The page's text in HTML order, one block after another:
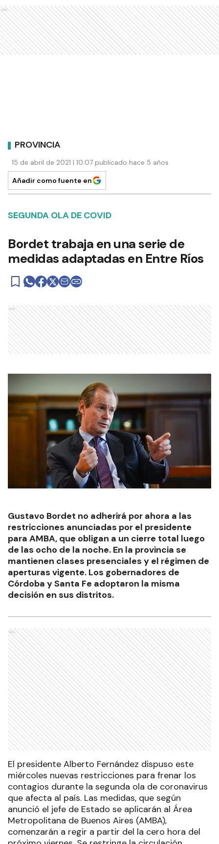
Ads
PROVINCIA
15 de abril de 2021 | 10:07 publicado hace 5 años
Añadir como fuente en
SEGUNDA OLA DE COVID
Bordet trabaja en una serie de
medidas adaptadas en Entre Ríos
Ads
Gustavo Bordet no adherirá por ahora a las
restricciones anunciadas por el presidente
para AMBA, que obligan a un cierre total luego
de las ocho de la noche. En la provincia se
mantienen clases presenciales y el régimen de
aperturas vigente. Los gobernadores de
Córdoba y Santa Fe adoptaron la misma
decisión en sus distritos.
Ads
El presidente Alberto Fernández dispuso este
miércoles nuevas restricciones para frenar los
contagios durante la segunda ola de coronavirus
que afecta al país. Las medidas, que según
anunció el jefe de Estado se aplicarán al Área
Metropolitana de Buenos Aires (AMBA),
comenzarán a regir a partir del la cero hora del